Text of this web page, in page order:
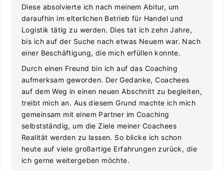
Diese absolvierte ich nach meinem Abitur, um
daraufhin im elterlichen Betrieb für Handel und
Logistik tätig zu werden. Dies tat ich zehn Jahre,
bis ich auf der Suche nach etwas Neuem war. Nach
einer Beschäftigung, die mich erfüllen konnte.
Durch einen Freund bin ich auf das Coaching
aufmerksam geworden. Der Gedanke, Coachees
auf dem Weg in einen neuen Abschnitt zu begleiten,
treibt mich an. Aus diesem Grund machte ich mich
gemeinsam mit einem Partner im Coaching
selbstständig, um die Ziele meiner Coachees
Realität werden zu lassen. So blicke ich schon
heute auf viele großartige Erfahrungen zurück, die
ich gerne weitergeben möchte.